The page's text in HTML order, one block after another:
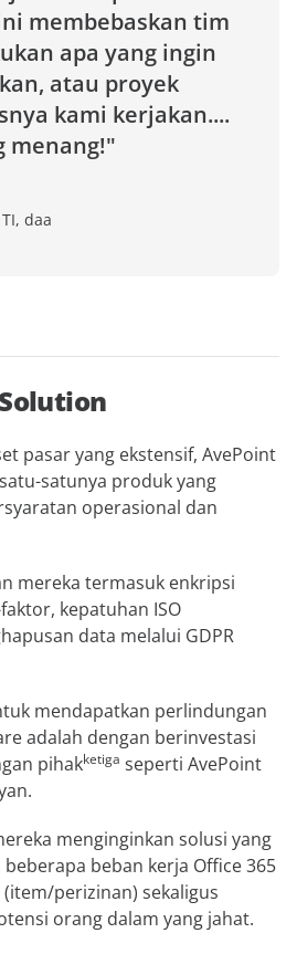
membebaskan tim
apa yang ingin
atau proyek
kami kerjakan....
menang!"
daa
pasar yang ekstensif, AvePoint
satunya produk yang
operasional dan
mereka termasuk enkripsi
kepatuhan ISO
data melalui GDPR
mendapatkan perlindungan
adalah dengan berinvestasi
pihakketiga seperti AvePoint
menginginkan solusi yang
beban kerja Office 365
perizinan) sekaligus
orang dalam yang jahat.